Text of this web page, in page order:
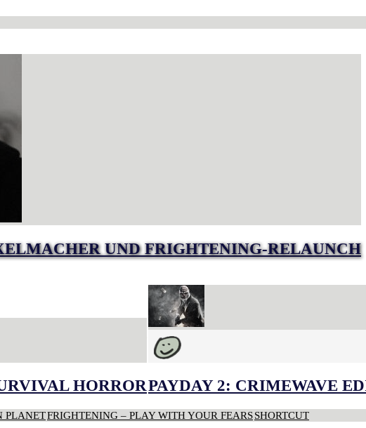
UND FRIGHTENING-RELAUNCH
HORRORPAYDAY 2: CRIMEWAVE
PLANETFRIGHTENING – PLAY WITH YOUR FEARSSHORTCUT